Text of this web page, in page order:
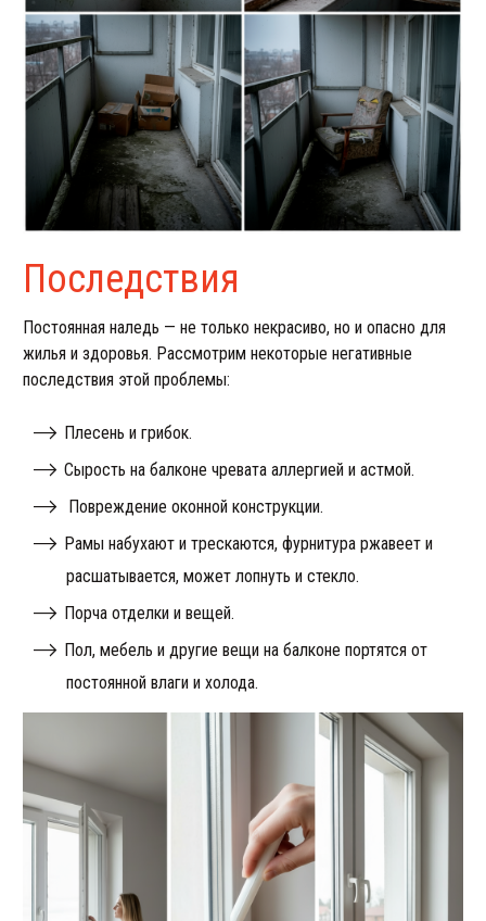
Последствия
Постоянная наледь — не только некрасиво, но и опасно для
жилья и здоровья. Рассмотрим некоторые негативные
последствия этой проблемы:
Плесень и грибок.
Сырость на балконе чревата аллергией и астмой.
Повреждение оконной конструкции.
Рамы набухают и трескаются, фурнитура ржавеет и
расшатывается, может лопнуть и стекло.
Порча отделки и вещей.
Пол, мебель и другие вещи на балконе портятся от
постоянной влаги и холода.